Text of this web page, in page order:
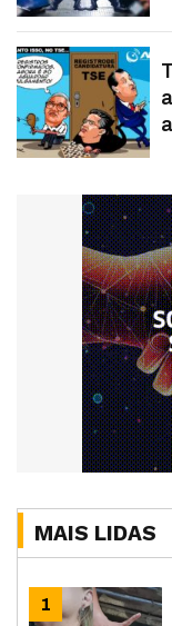
MAIS LIDAS